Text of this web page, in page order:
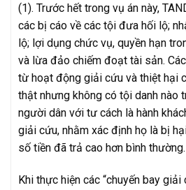
(1). Trước hết trong vụ án này,
các bị cáo về các tội đưa hối lộ;
lộ; lợi dụng chức vụ, quyền hạn
và lừa đảo chiếm đoạt tài sản.
từ hoạt động giải cứu và thiệt hại
thật nhưng không có tội danh nào
người dân với tư cách là hành
giải cứu, nhằm xác định họ là bị
số tiền đã trả cao hơn bình thường.
Khi thực hiện các “chuyến bay